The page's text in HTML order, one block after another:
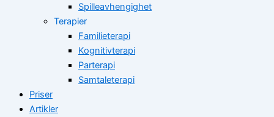
Spilleavhengighet
Terapier
Familieterapi
Kognitivterapi
Parterapi
Samtaleterapi
Priser
Artikler